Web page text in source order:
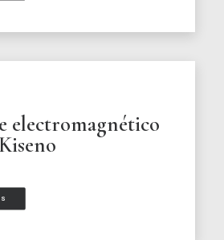
electromagnético